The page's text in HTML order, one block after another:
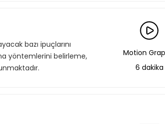
bazı ipuçlarını
yöntemlerini belirleme,
Motion
6 dakika